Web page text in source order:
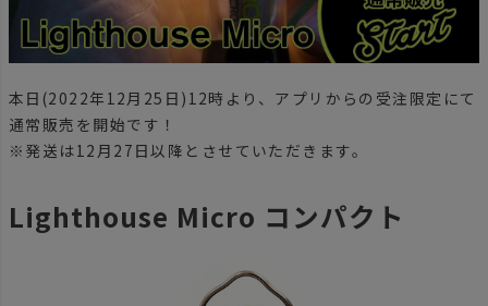
本日(2022年12月25日)12時より、アプリからの受注限定にて
通常販売を開始です！
※発送は12月27日以降とさせていただきます。
Lighthouse Micro コンパクト